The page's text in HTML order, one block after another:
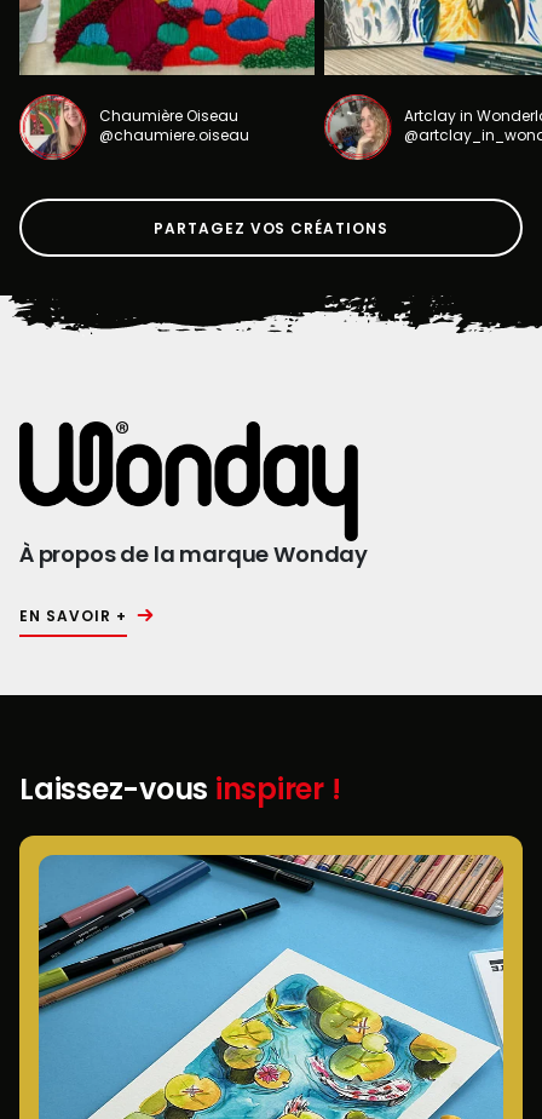
Chaumière Oiseau
@chaumiere.oiseau
Artclay in
PARTAGEZ VOS CRÉATIONS
À propos de la marque Wonday
EN SAVOIR +
Laissez-vous inspirer !